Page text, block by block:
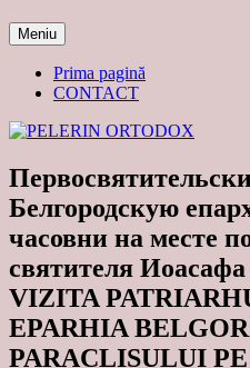
Meniu
Prima pagină
CONTACT
Белгородскую
часовни на месте
святителя Иоасафа
VIZITA
EPARHIA
PARACLISULUI